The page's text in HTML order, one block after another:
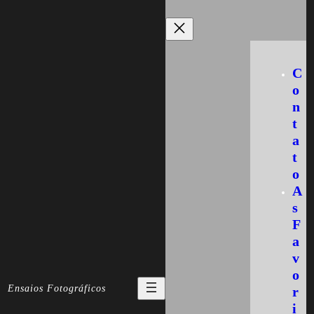
Ensaios Fotográficos
C
o
n
t
a
t
o
A
s
F
a
v
o
r
i